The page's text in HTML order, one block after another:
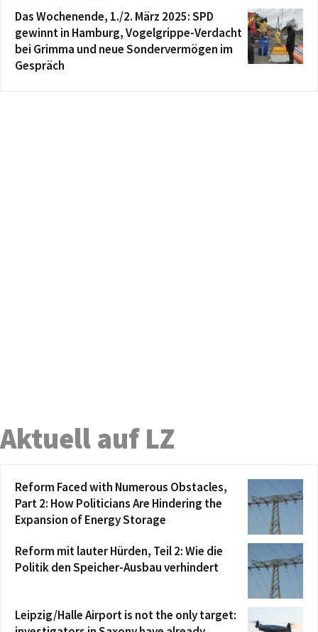
Das Wochenende, 1./2. März 2025: SPD
gewinnt in Hamburg, Vogelgrippe-Verdacht
bei Grimma und neue Sondervermögen im
Gespräch
Aktuell auf LZ
Reform Faced with Numerous Obstacles,
Part 2: How Politicians Are Hindering the
Expansion of Energy Storage
Reform mit lauter Hürden, Teil 2: Wie die
Politik den Speicher-Ausbau verhindert
Leipzig/Halle Airport is not the only target: